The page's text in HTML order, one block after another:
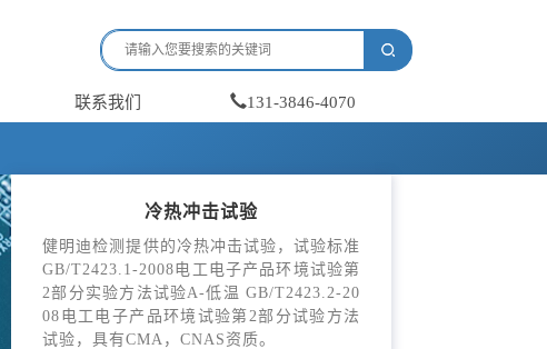
联系我们 131-3846-4070
冷热冲击试验
健明迪检测提供的冷热冲击试验，试验标准
GB/T2423.1-2008电工电子产品环境试验第
2部分实验方法试验A-低温 GB/T2423.2-20
08电工电子产品环境试验第2部分试验方法
试验，具有CMA，CNAS资质。